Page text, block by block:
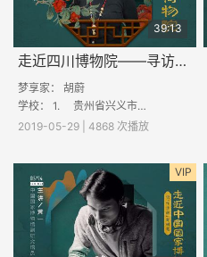
39:13
走近四川博物院——寻访汉代遗踪
梦享家： 胡蔚
学校： 1. 贵州省兴义市马岭镇泓溪小学 2. 广西壮族自治区富川瑶族自治县古城镇山田完全小学 3. 甘肃省定西
2019-05-29 | 4868 次播放
VIP